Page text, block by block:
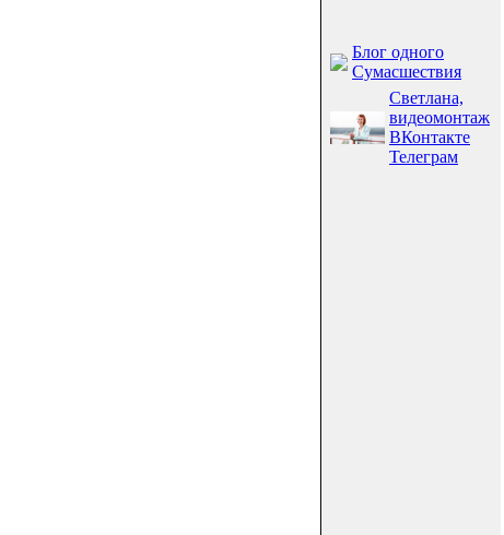
Блог одного
Сумасшествия
Светлана,
видеомонтаж
ВКонтакте
Телеграм